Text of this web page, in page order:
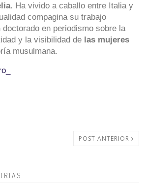
Ha vivido a caballo entre Italia y
compagina su trabajo
en periodismo sobre la
y la visibilidad de las mujeres
musulmana.
POST ANTERIOR